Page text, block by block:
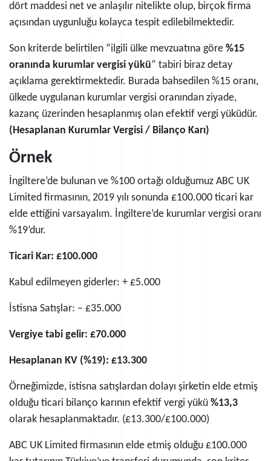
dört maddesi net ve anlaşılır nitelikte olup, birçok firma
açısından uygunluğu kolayca tespit edilebilmektedir.
Son kriterde belirtilen “ilgili ülke mevzuatına göre %15
oranında kurumlar vergisi yükü” tabiri biraz detay
açıklama gerektirmektedir. Burada bahsedilen %15 oranı,
ülkede uygulanan kurumlar vergisi oranından ziyade,
kazanç üzerinden hesaplanmış olan efektif vergi yüküdür.
(Hesaplanan Kurumlar Vergisi / Bilanço Karı)
Örnek
İngiltere’de bulunan ve %100 ortağı olduğumuz ABC UK
Limited firmasının, 2019 yılı sonunda £100.000 ticari kar
elde ettiğini varsayalım. İngiltere’de kurumlar vergisi oranı
%19’dur.
Ticari Kar: £100.000
Kabul edilmeyen giderler: + £5.000
İstisna Satışlar: – £35.000
Vergiye tabi gelir: £70.000
Hesaplanan KV (%19): £13.300
Örneğimizde, istisna satışlardan dolayı şirketin elde etmiş
olduğu ticari bilanço karının efektif vergi yükü %13,3
olarak hesaplanmaktadır. (£13.300/£100.000)
ABC UK Limited firmasının elde etmiş olduğu £100.000